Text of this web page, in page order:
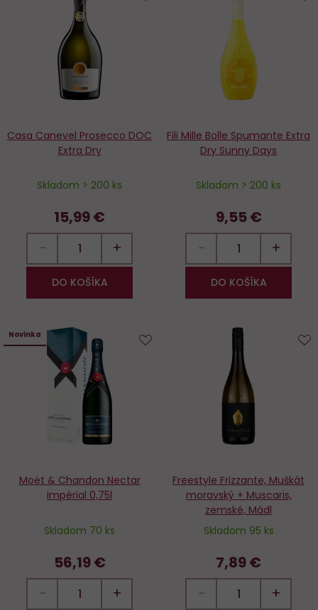
Casa Canevel Prosecco DOC
Extra Dry
Skladom > 200 ks
15,99 €
− +
DO KOŠÍKA
Fili Mille Bolle Spumante Extra
Dry Sunny Days
Skladom > 200 ks
9,55 €
− +
DO KOŠÍKA
Novinka
Moët & Chandon Nectar
Impérial 0,75l
Skladom 70 ks
56,19 €
− +
Freestyle Frizzante, Muškát
moravský + Muscaris,
zemské, Mádl
Skladom 95 ks
7,89 €
− +